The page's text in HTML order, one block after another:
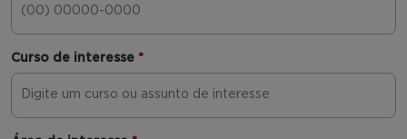
Curso de interesse *